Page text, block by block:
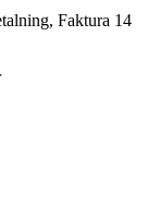
Faktura 14